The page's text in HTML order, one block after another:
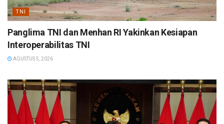
TNI
Panglima TNI dan Menhan RI Yakinkan Kesiapan
Interoperabilitas TNI
AGUSTUS 5, 2026